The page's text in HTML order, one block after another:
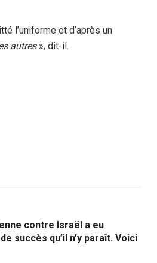
l’uniforme et d’après un
autres», dit-il.
contre Israël a eu
succès qu’il n’y paraît. Voiсi